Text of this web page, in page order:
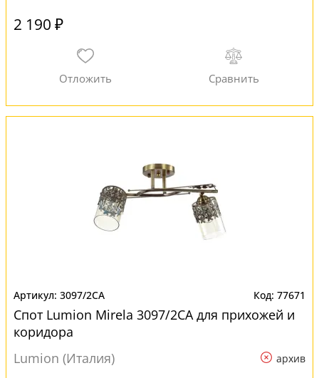
2 190 ₽
3097/2CA 77671
Спот Lumion Mirela 3097/2CA для прихожей и
коридора
Lumion (Италия)
архив